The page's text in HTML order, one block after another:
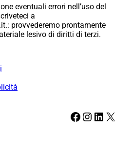
eventuali errori nell’uso del
a
provvederemo prontamente
lesivo di diritti di terzi.
Facebook Instagram LinkedIn X